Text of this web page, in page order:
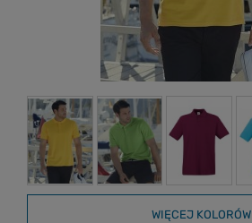
WIĘCEJ KOLORÓW